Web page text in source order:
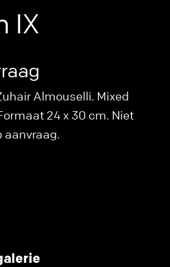
IX
Almouselli. Mixed
24 x 30 cm. Niet
aanvraag.